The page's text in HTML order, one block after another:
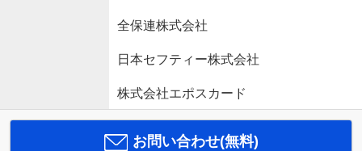
全保連株式会社
日本セフティー株式会社
株式会社エポスカード
お問い合わせ(無料)